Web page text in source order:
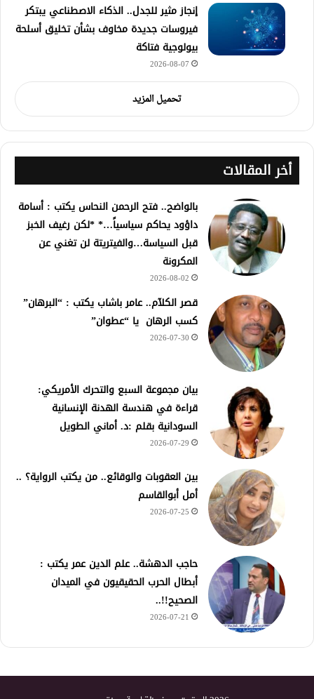
إنجاز مثير للجدل.. الذكاء الاصطناعي يبتكر
فيروسات جديدة مخاوف بشأن تخليق أسلحة
بيولوجية فتاكة
2026-08-07
تحميل المزيد
أخر المقالات
بالواضح.. فتح الرحمن النحاس يكتب : أسامة
داؤود يحاكم سياسياً…* *لكن رغيف الخبز
قبل السياسة…والفيتريتة لن تغني عن
المكرونة
2026-08-02
قصر الكلآم.. عامر باشاب يكتب : “البرهان”
كسب الرهان يا “عطوان”
2026-07-30
بيان مجموعة السبع والتحرك الأمريكي:
قراءة في هندسة الهدنة الإنسانية
السودانية بقلم :د. أماني الطويل
2026-07-29
بين العقوبات والوقائع.. من يكتب الرواية؟ ..
أمل أبوالقاسم
2026-07-25
حاجب الدهشة.. علم الدين عمر يكتب :
أبطال الحرب الحقيقيون في الميدان
الصحيح!!..
2026-07-21